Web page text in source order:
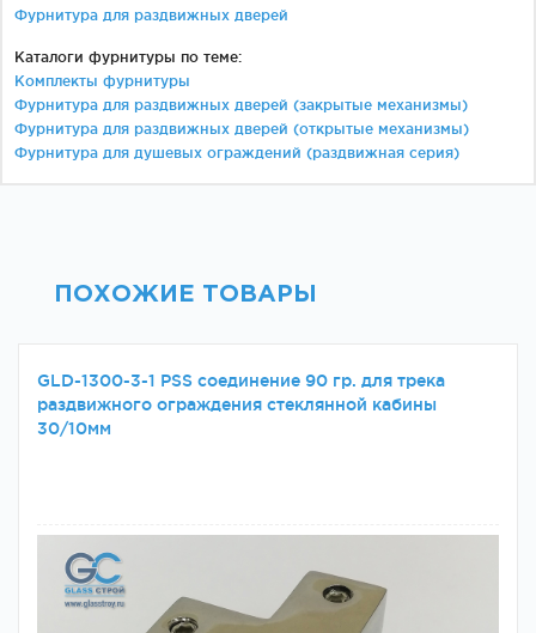
Фурнитура для раздвижных дверей
Каталоги фурнитуры по теме:
Комплекты фурнитуры
Фурнитура для раздвижных дверей (закрытые механизмы)
Фурнитура для раздвижных дверей (открытые механизмы)
Фурнитура для душевых ограждений (раздвижная серия)
ПОХОЖИЕ ТОВАРЫ
GLD-1300-3-1 PSS соединение 90 гр. для трека
раздвижного ограждения стеклянной кабины
30/10мм